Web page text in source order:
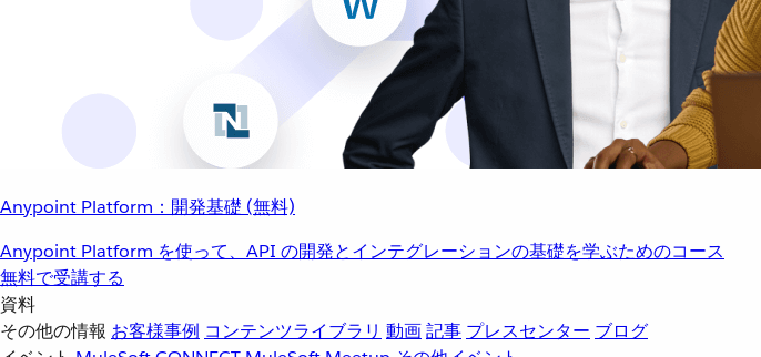
Anypoint Platform：開発基礎 (無料)
Anypoint Platform を使って、API の開発とインテグレーションの基礎を学ぶためのコース
無料で受講する
資料
その他の情報 お客様事例 コンテンツライブラリ 動画記事 プレスセンター ブログ